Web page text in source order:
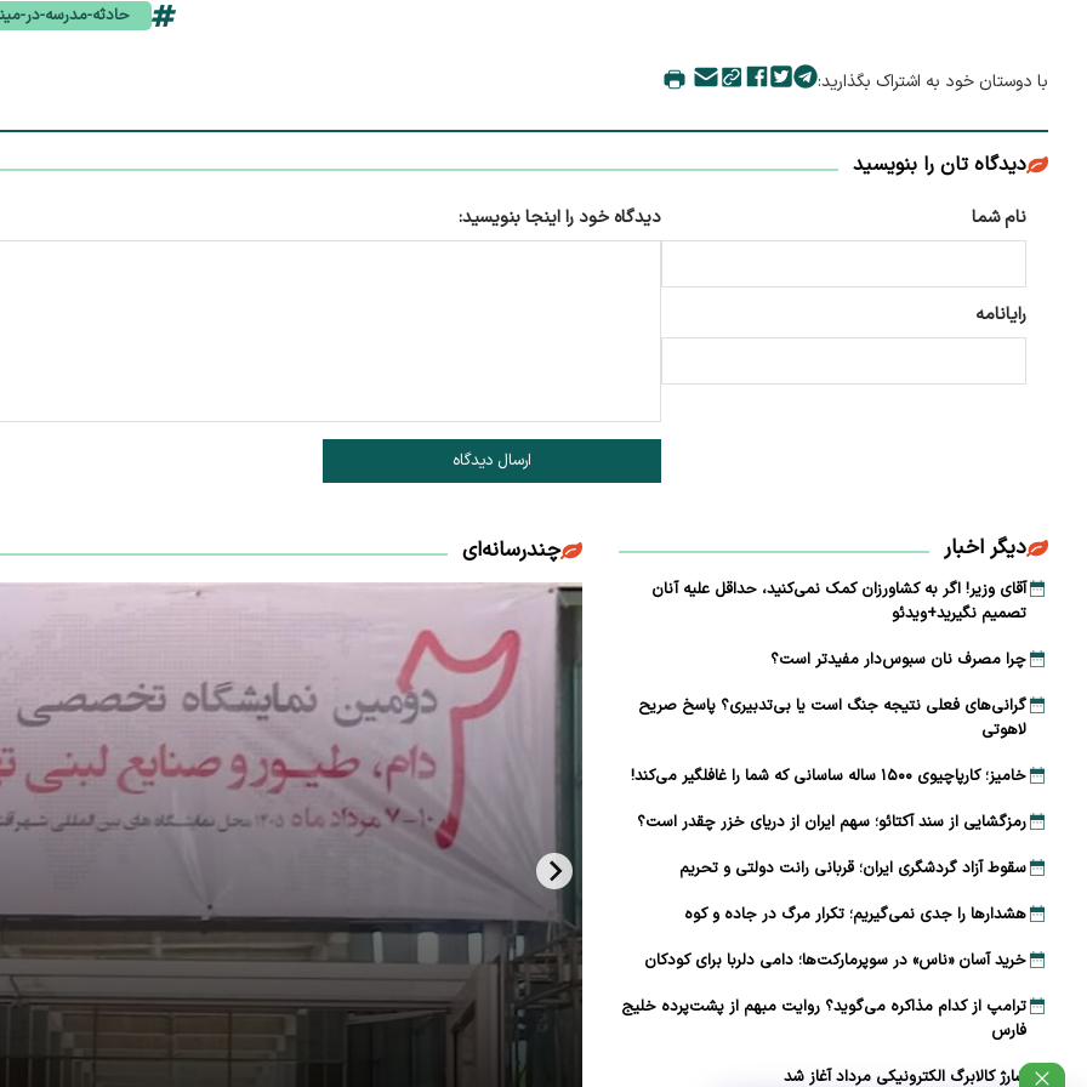
حادثه-مدرسه-در-
با دوستان خود به اشتراک بگذارید:
دیدگاه تان را بنویسید
نام شما
رایانامه
دیدگاه خود را اینجا بنویسید:
ارسال دیدگاه
دیگر اخبار
آقای وزیر! اگر به کشاورزان کمک نمی‌کنید، حداقل علیه آنان
تصمیم نگیرید+ویدئو
چرا مصرف نان سبوس‌دار مفیدتر است؟
گرانی‌های فعلی نتیجه جنگ است یا بی‌تدبیری؟ پاسخ صریح
لاهوتی
خامیز؛ کارپاچیوی ۱۵۰۰ ساله ساسانی که شما را غافلگیر می‌کند!
رمزگشایی از سند آکتائو؛ سهم ایران از دریای خزر چقدر است؟
سقوط آزاد گردشگری ایران؛ قربانی رانت دولتی و تحریم
هشدارها را جدی نمی‌گیریم؛ تکرار مرگ در جاده و کوه
خرید آسان «ناس» در سوپرمارکت‌ها؛ دامی دلربا برای کودکان
ترامپ از کدام مذاکره می‌گوید؟ روایت مبهم از پشت‌پرده خلیج
فارس
شارژ کالابرگ الکترونیکی مرداد آغاز شد
چندرسانه‌ای